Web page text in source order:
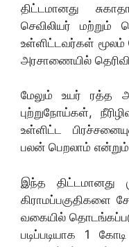
திட்டமானது
செவிலியர்
உள்ளிட்டவர்கள் மூலம்
அரசாணையில்
மேலும் உயர் ரத்த
புற்றுநோய்கள்,
உள்ளிட்ட
பலன் பெறலாம் என்றும்
இந்த திட்டமானது
கிராமப்பகுதிகளை
வகையில்
படிப்படியாக 1